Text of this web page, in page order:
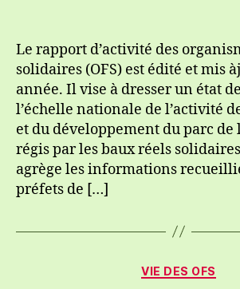
Le rapport d’activité des
solidaires (OFS) est édité et mis
année. Il vise à dresser un état
l’échelle nationale de l’activité
et du développement du parc de
régis par les baux réels
agrège les informations
préfets de […]
Catégories
VIE DES OFS